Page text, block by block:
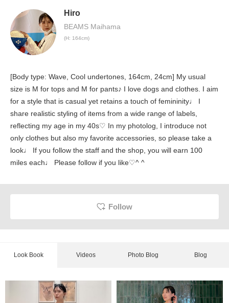
Hiro
BEAMS Maihama
(H: 164cm)
[Body type: Wave, Cool undertones, 164cm, 24cm] My usual
size is M for tops and M for pants♪ I love dogs and clothes. I aim
for a style that is casual yet retains a touch of femininity♩ I
share realistic styling of items from a wide range of labels,
reflecting my age in my 40s♡ In my photolog, I introduce not
only clothes but also my favorite accessories, so please take a
look♩ If you follow the staff and the shop, you will earn 100
miles each♩ Please follow if you like♡^ ^
Follow
Look Book Videos Photo Blog Blog